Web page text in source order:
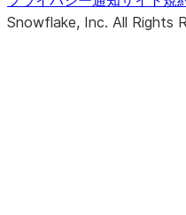
Snowflake, Inc. All Rights